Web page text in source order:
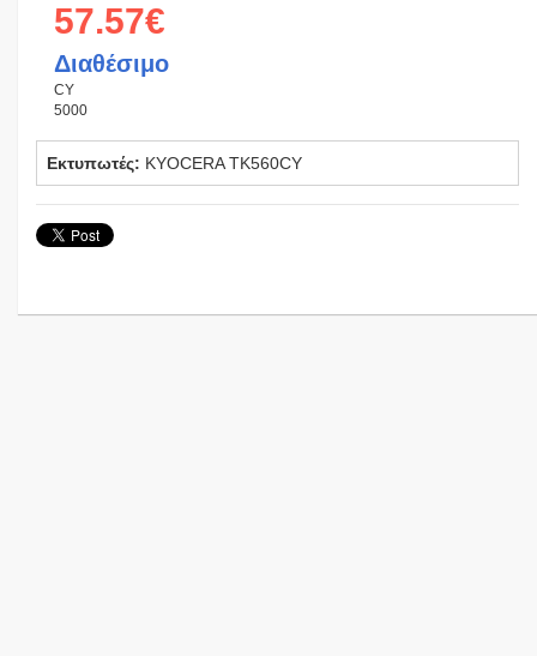
57.57€
Διαθέσιμο
CY
5000
Εκτυπωτές: KYOCERA TK560CY